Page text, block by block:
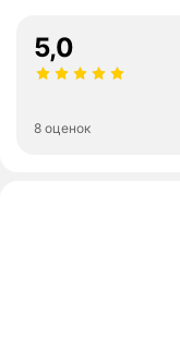
5,0
8 оценок